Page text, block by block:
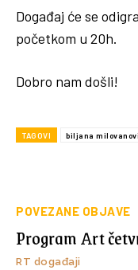
POVEZANE OBJAVE
Program Art
RT događaji
Događaj će se
početkom u 20h.
Dobro nam došli!
TAGOVI biljana